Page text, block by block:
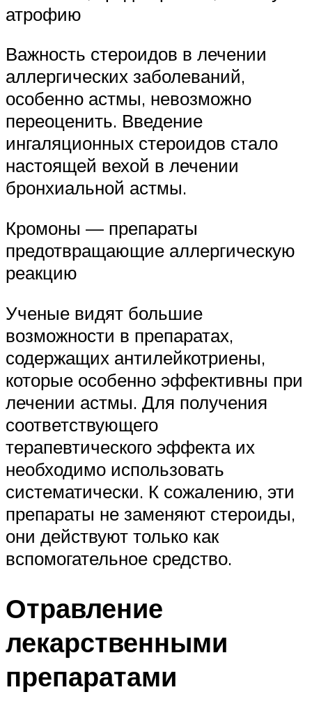
атрофию
Важность стероидов в лечении
аллергических заболеваний,
особенно астмы, невозможно
переоценить. Введение
ингаляционных стероидов стало
настоящей вехой в лечении
бронхиальной астмы.
Кромоны — препараты
предотвращающие аллергическую
реакцию
Ученые видят большие
возможности в препаратах,
содержащих антилейкотриены,
которые особенно эффективны при
лечении астмы. Для получения
соответствующего
терапевтического эффекта их
необходимо использовать
систематически. К сожалению, эти
препараты не заменяют стероиды,
они действуют только как
вспомогательное средство.
Отравление
лекарственными
препаратами